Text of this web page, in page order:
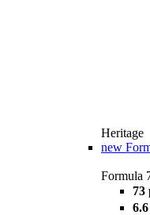
Heritage
new
Formula
73